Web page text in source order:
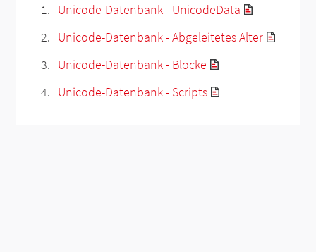
Unicode-Datenbank - UnicodeData
Unicode-Datenbank - Abgeleitetes Alter
Unicode-Datenbank - Blöcke
Unicode-Datenbank - Scripts